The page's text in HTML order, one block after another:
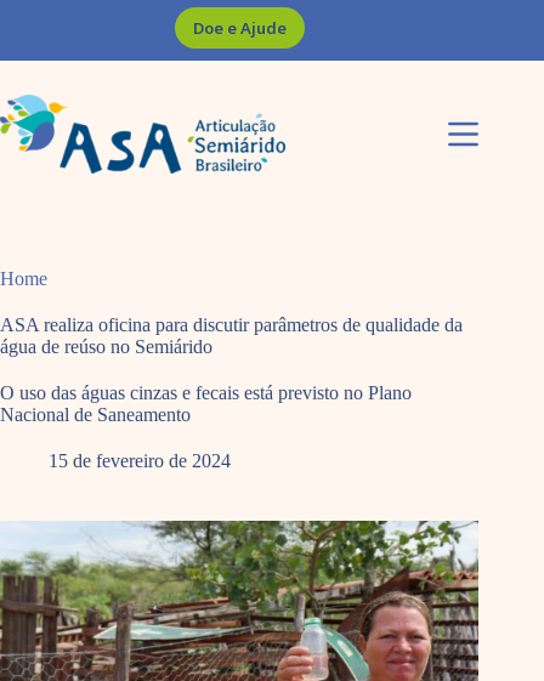
Doe e Ajude
Home
ASA realiza oficina para discutir parâmetros de qualidade da
água de reúso no Semiárido
O uso das águas cinzas e fecais está previsto no Plano
Nacional de Saneamento
15 de fevereiro de 2024